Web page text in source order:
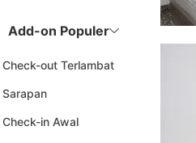
Add-on Populer
Check-out Terlambat
Sarapan
Check-in Awal